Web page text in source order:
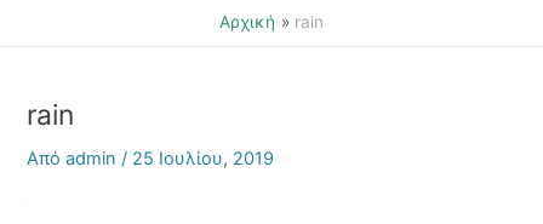
Αρχική rain
rain
Απόadmin/ 25 Ιουλίου, 2019